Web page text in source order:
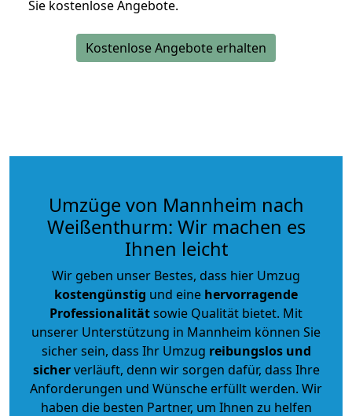
Sie kostenlose Angebote.
Kostenlose Angebote erhalten
Umzüge von Mannheim nach
Weißenthurm: Wir machen es
Ihnen leicht
Wir geben unser Bestes, dass hier Umzug
kostengünstig und eine hervorragende
Professionalitätsowie Qualität bietet. Mit
unserer Unterstützung in Mannheim können Sie
sicher sein, dass Ihr Umzug reibungslos und
sicherverläuft, denn wir sorgen dafür, dass Ihre
Anforderungen und Wünsche erfüllt werden. Wir
haben die besten Partner, um Ihnen zu helfen